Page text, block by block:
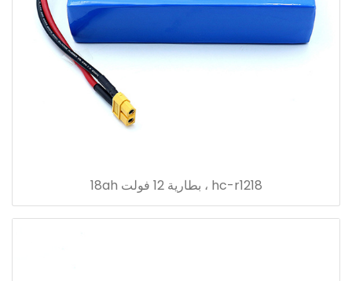
hc-r1218 ، بطارية 12 فولت 18ah